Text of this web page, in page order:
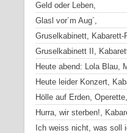
Geld oder Leben,
Glasl vor´m Aug´,
Gruselkabinett, Kabarett-
Gruselkabinett II,
Heute abend: Lola Blau,
Heute leider Konzert,
Hölle auf Erden,
Hurra, wir sterben!,
Ich weiss nicht, was soll